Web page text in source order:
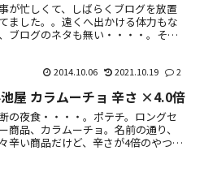
が忙しくて、しばらくブログを放置
ました。。遠くへ出かける体力もな
ブログのネタも無い・・・・。そん
うもろこしをつぶしたアメリカやメキ
2014.10.06 2021.10.19 2
屋 カラムーチョ 辛さ ×4.0倍
の夜食・・・・。ポテチ。ロングセ
商品、カラムーチョ。名前の通り、
辛い商品だけど、辛さが4倍のやつが